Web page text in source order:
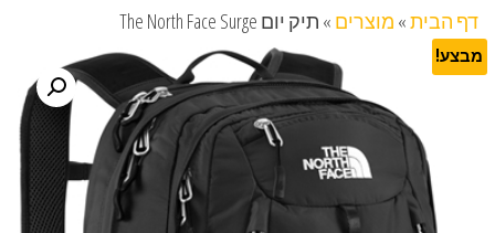
דף הבית» מוצרים » תיק יום The North Face Surge
מבצע!